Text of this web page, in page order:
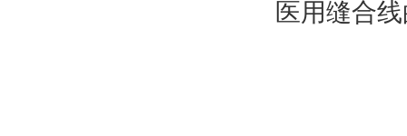
医用缝合